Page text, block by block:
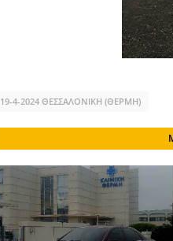
19-4-2024 ΘΕΣΣΑΛΟΝΙΚΗ (ΘΕΡΜΗ)